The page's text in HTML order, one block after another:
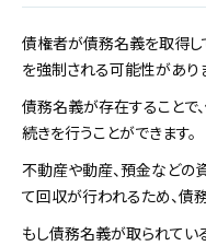
債権者が債務名義を取得
を強制される可能性があり
債務名義が存在することで
続きを行うことができます。
不動産や動産、預金などの
て回収が行われるため、債
もし債務名義が取られて